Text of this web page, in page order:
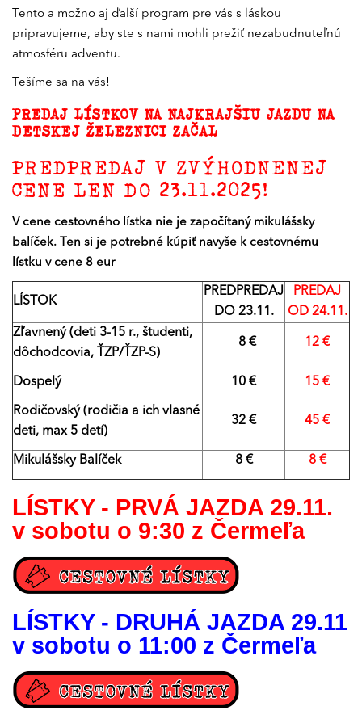
Tento a možno aj ďalší program pre vás s láskou
pripravujeme, aby ste s nami mohli prežiť nezabudnuteľnú
atmosféru adventu.
Tešíme sa na vás!
PREDAJ LÍSTKOV NA NAJKRAJŠIU JAZDU NA
DETSKEJ ŽELEZNICI ZAČAL
PREDPREDAJ V ZVÝHODNENEJ
CENE LEN DO 23.11.2025!
V cene cestovného lístka nie je započítaný mikulášsky
balíček. Ten si je potrebné kúpiť navyše k cestovnému
lístku v cene 8 eur
LÍSTOK
PREDPREDAJ
DO 23.11.
PREDAJ
OD 24.11.
Zľavnený (deti 3-15 r., študenti,
dôchodcovia, ŤZP/ŤZP-S)
8 € 12 €
Dospelý 10 € 15 €
Rodičovský (rodičia a ich vlasné
deti, max 5 detí)
32 € 45 €
Mikulášsky Balíček 8 € 8 €
LÍSTKY - PRVÁ JAZDA 29.11.
v sobotu o 9:30 z Čermeľa
LÍSTKY - DRUHÁ JAZDA 29.11
v sobotu o 11:00 z Čermeľa